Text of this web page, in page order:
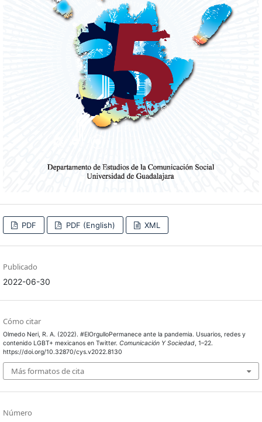
PDF PDF (English) XML
Publicado
2022-06-30
Cómo citar
Olmedo Neri, R. A. (2022). #ElOrgulloPermanece ante la pandemia. Usuarios, redes y
contenido LGBT+ mexicanos en Twitter. Comunicación Y Sociedad, 1–22.
https://doi.org/10.32870/cys.v2022.8130
Más formatos de cita
Número